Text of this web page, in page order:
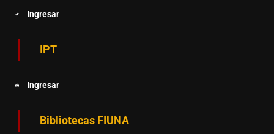
Ingresar
IPT
Ingresar
Bibliotecas FIUNA